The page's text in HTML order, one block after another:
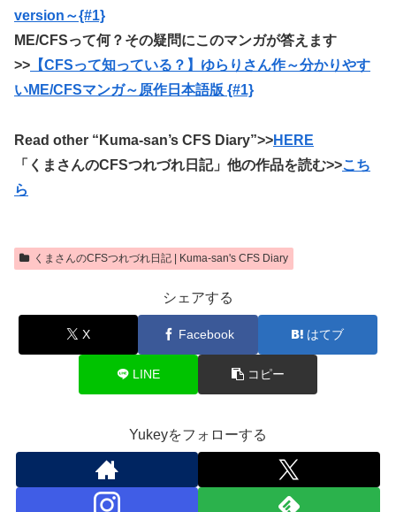
version～{#1}
ME/CFSって何？その疑問にこのマンガが答えます
>> 【CFSって知っている？】ゆらりさん作～分かりやす
いME/CFSマンガ～原作日本語版 {#1}
Read other “Kuma-san’s CFS Diary”>>HERE
「くまさんのCFSつれづれ日記」他の作品を読む>>こち
ら
くまさんのCFSつれづれ日記 | Kuma-san's CFS Diary
シェアする
X Facebook はてブ
LINE コピー
Yukeyをフォローする